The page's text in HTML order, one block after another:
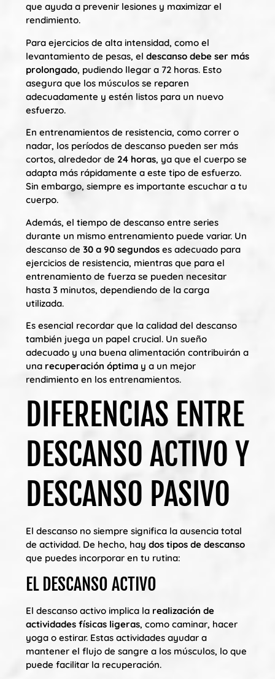
que ayuda a prevenir lesiones y maximizar el
rendimiento.
Para ejercicios de alta intensidad, como el
levantamiento de pesas, el descanso debe ser más
prolongado, pudiendo llegar a 72 horas. Esto
asegura que los músculos se reparen
adecuadamente y estén listos para un nuevo
esfuerzo.
En entrenamientos de resistencia, como correr o
nadar, los períodos de descanso pueden ser más
cortos, alrededor de 24 horas, ya que el cuerpo se
adapta más rápidamente a este tipo de esfuerzo.
Sin embargo, siempre es importante escuchar a tu
cuerpo.
Además, el tiempo de descanso entre series
durante un mismo entrenamiento puede variar. Un
descanso de 30 a 90 segundos es adecuado para
ejercicios de resistencia, mientras que para el
entrenamiento de fuerza se pueden necesitar
hasta 3 minutos, dependiendo de la carga
utilizada.
Es esencial recordar que la calidad del descanso
también juega un papel crucial. Un sueño
adecuado y una buena alimentación contribuirán a
una recuperación óptima y a un mejor
rendimiento en los entrenamientos.
DIFERENCIAS ENTRE
DESCANSO ACTIVO Y
DESCANSO PASIVO
El descanso no siempre significa la ausencia total
de actividad. De hecho, hay dos tipos de descanso
que puedes incorporar en tu rutina:
EL DESCANSO ACTIVO
El descanso activo implica la realización de
actividades físicas ligeras, como caminar, hacer
yoga o estirar. Estas actividades ayudar a
mantener el flujo de sangre a los músculos, lo que
puede facilitar la recuperación.